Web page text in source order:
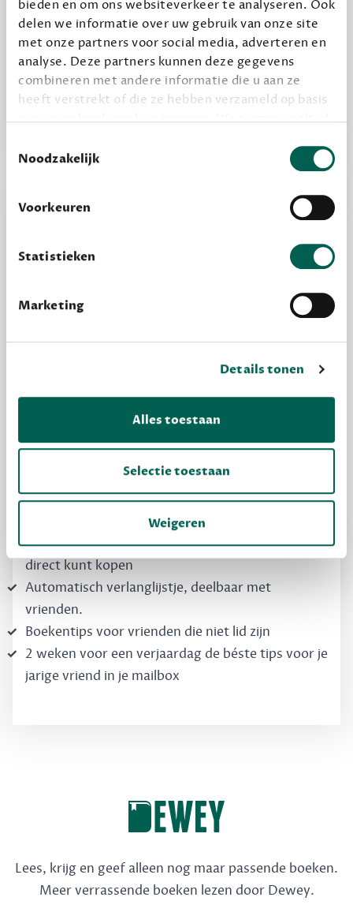
bieden en om ons websiteverkeer te analyseren. Ook
delen we informatie over uw gebruik van onze site
met onze partners voor social media, adverteren en
analyse. Deze partners kunnen deze gegevens
combineren met andere informatie die u aan ze
heeft verstrekt of die ze hebben verzameld op basis
grondslag gebeurt, en er niet onnodig data van je
wordt verwerkt. Gevoelige persoonsgegevens delen
Noodzakelijk
Voorkeuren
Statistieken
Marketing
Details tonen
Alles toestaan
Selectie toestaan
Weigeren
Alles van Dewey Free
Word een bovengemiddelde lezer met 6 boeken
per jaar
Vooraf een tipje van de sluier, zodat je kunt
Dewey Free
Krijg boekentips, persoonlijk voor jou en je
vrienden. Krijg én geef betere cadeaus.
Schrijf nu gratis in
Boekentips, speciaal voor jouw smaak, die je
direct kunt kopen
Automatisch verlanglijstje, deelbaar met
vrienden.
Boekentips voor vrienden die niet lid zijn
2 weken voor een verjaardag de béste tips voor je
jarige vriend in je mailbox
Lees, krijg en geef alleen nog maar passende boeken.
Meer verrassende boeken lezen door Dewey.